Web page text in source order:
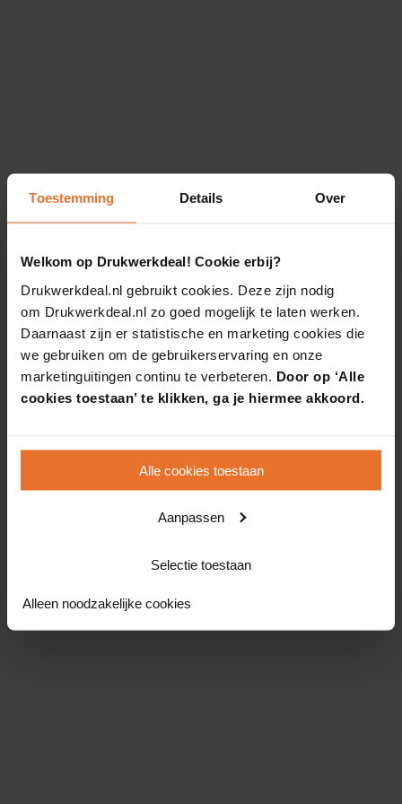
Toestemming Details Over
Welkom op Drukwerkdeal! Cookie erbij?
Drukwerkdeal.nl gebruikt cookies. Deze zijn nodig
om Drukwerkdeal.nl zo goed mogelijk te laten werken.
Daarnaast zijn er statistische en marketing cookies die
we gebruiken om de gebruikerservaring en onze
marketinguitingen continu te verbeteren. Door op ‘Alle
cookies toestaan’ te klikken, ga je hiermee akkoord.
Alle cookies toestaan
Aanpassen
Selectie toestaan
Alleen noodzakelijke cookies